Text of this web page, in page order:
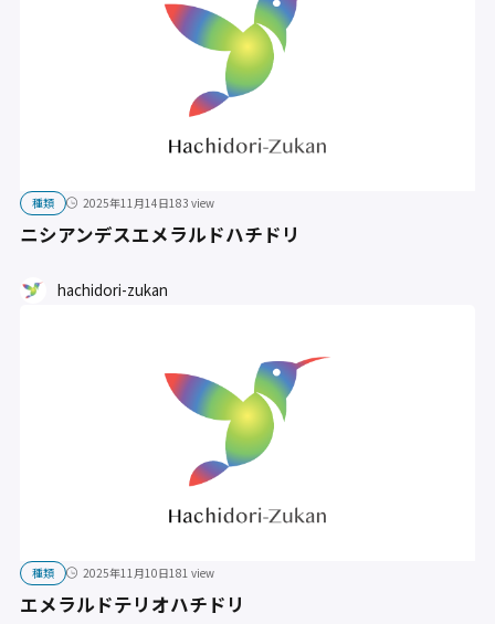
種類 2025年11月14日183 view
ニシアンデスエメラルドハチドリ
hachidori-zukan
種類 2025年11月10日181 view
エメラルドテリオハチドリ